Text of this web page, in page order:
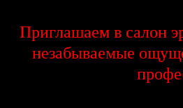
Приглашаем в салон
незабываемые